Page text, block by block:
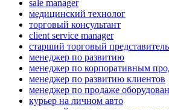
sale manager
медицинский технолог
торговый консультант
client service manager
старший торговый представитель
менеджер по развитию
менеджер по корпоративным
менеджер по развитию клиентов
менеджер по продаже
курьер на личном авто